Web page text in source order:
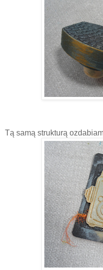
Tą samą strukturą